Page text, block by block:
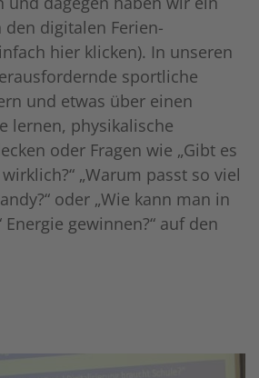
den digitalen Ferien-
hier klicken). In unseren
sportliche
und etwas über einen
lernen, physikalische
oder Fragen wie „Gibt es
„Warum passt so viel
oder „Wie kann man in
Energie gewinnen?“ auf den